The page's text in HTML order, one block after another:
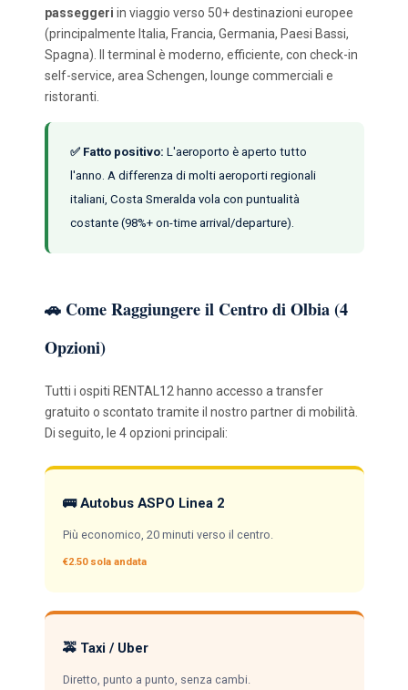
passeggeri in viaggio verso 50+ destinazioni europee
(principalmente Italia, Francia, Germania, Paesi Bassi,
Spagna). Il terminal è moderno, efficiente, con check-in
self-service, area Schengen, lounge commerciali e
ristoranti.
✅ Fatto positivo: L'aeroporto è aperto tutto
l'anno. A differenza di molti aeroporti regionali
italiani, Costa Smeralda vola con puntualità
costante (98%+ on-time arrival/departure).
🚗 Come Raggiungere il Centro di Olbia (4
Opzioni)
Tutti i ospiti RENTAL12 hanno accesso a transfer
gratuito o scontato tramite il nostro partner di mobilità.
Di seguito, le 4 opzioni principali:
🚌 Autobus ASPO Linea 2
Più economico, 20 minuti verso il centro.
€2.50 sola andata
🚕 Taxi / Uber
Diretto, punto a punto, senza cambi.